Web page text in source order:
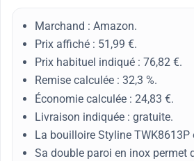
Marchand : Amazon.
Prix affiché : 51,99 €.
Prix habituel indiqué : 76,82 €.
Remise calculée : 32,3 %.
Économie calculée : 24,83 €.
Livraison indiquée : gratuite.
La bouilloire Styline
Sa double paroi en inox permet